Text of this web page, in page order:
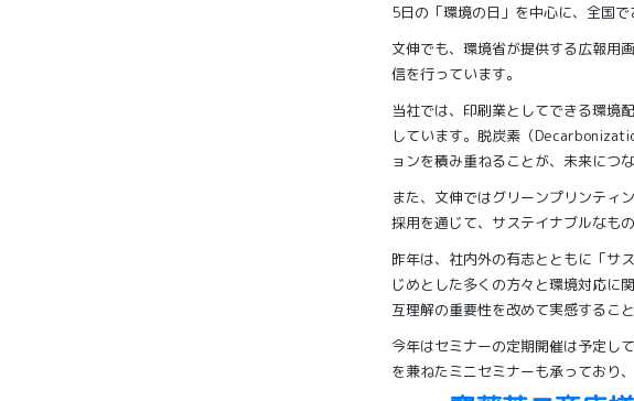
5日の「環境の日」を中心に、全国
文伸でも、環境省が提供する広報用
信を行っています。
当社では、印刷業としてできる環境
しています。脱炭素（
ョンを積み重ねることが、未来につ
また、文伸ではグリーンプリンティ
採用を通じて、サステイナブルなも
昨年は、社内外の有志とともに「サ
じめとした多くの方々と環境対応に
互理解の重要性を改めて実感するこ
今年はセミナーの定期開催は予定し
を兼ねたミニセミナーも承っており、